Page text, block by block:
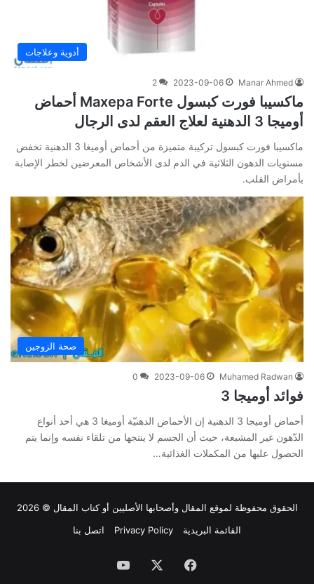
أدوية وعلاجات
Manar Ahmed
2023-09-06
2
ماكسيبا فورت كبسول Maxepa Forte أحماض
أوميجا 3 الدهنية لعلاج العقم لدى الرجال
ماكسيبا فورت كبسول تركيبة متميزة من أحماض أوميغا 3 الدهنية تخفض
مستويات الدهون الثلاثية في الدم لدى الأشخاص المعرضين لخطر الإصابة
بأمراض القلب.
صحة الزوجين
Muhamed Radwan
2023-09-06
0
فوائد أوميجا 3
أحماض أوميجا 3 الدهنية إن الأحماض الدهنيّة أوميغا 3 هي أحد أنواع
الدّهون غير المشبعة، حيث أن الجسم لا ينتجها من تلقاء نفسه وإنما يتم
الحصول عليها من المكملات الغذائية…
الحقوق محفوظة لموقع المقال وأصحابها الأصليين أو كتاب المقال © 2026
القائمة البريدية
Privacy Policy اتصل بنا
فيسبوك